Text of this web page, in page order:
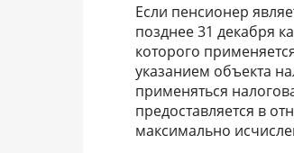
Если пенсионер
позднее 31 декабря
которого
указанием объекта
применяться
предоставляется в
максимально